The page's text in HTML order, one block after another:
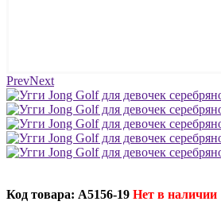
PrevNext
Код товара: A5156-19 Нет в наличии